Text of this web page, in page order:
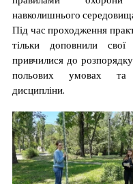
навколишнього
Під час проходження
тільки доповнили
привчилися до
польових умовах
дисципліни.